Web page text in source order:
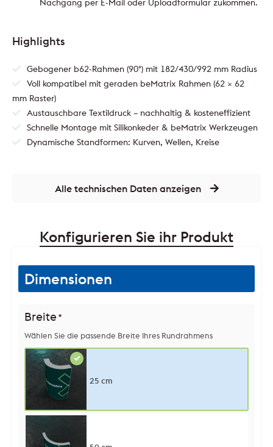
Nachgang per E-Mail oder Uploadformular zukommen.
Highlights
Gebogener b62-Rahmen (90°) mit 182/430/992 mm Radius
Voll kompatibel mit geraden beMatrix Rahmen (62 × 62
mm Raster)
Austauschbare Textildruck – nachhaltig & kosteneffizient
Schnelle Montage mit Silikonkeder & beMatrix Werkzeugen
Dynamische Standformen: Kurven, Wellen, Kreise
Alle technischen Daten anzeigen
Konfigurieren Sie ihr Produkt
Dimensionen
Breite*
Wählen Sie die passende Breite Ihres Rundrahmens
25 cm